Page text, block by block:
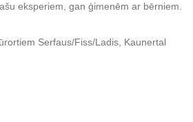
eksperiem, gan ģimenēm ar bērniem.
Serfaus/Fiss/Ladis, Kaunertal